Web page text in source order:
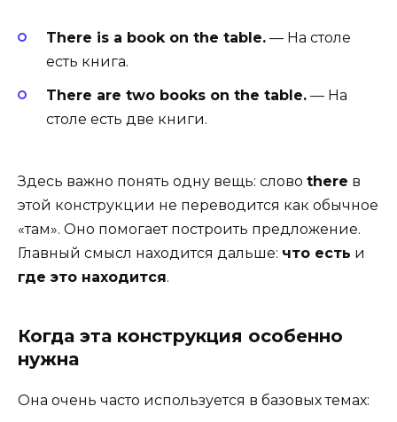
There is a book on the table. — На столе
есть книга.
There are two books on the table. — На
столе есть две книги.
Здесь важно понять одну вещь: слово there в
этой конструкции не переводится как обычное
«там». Оно помогает построить предложение.
Главный смысл находится дальше: что есть и
где это находится.
Когда эта конструкция особенно
нужна
Она очень часто используется в базовых темах: